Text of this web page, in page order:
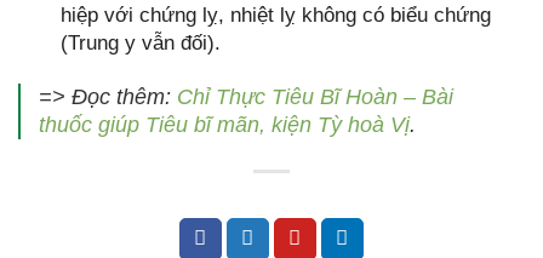
hiệp với chứng lỵ, nhiệt lỵ không có biểu chứng
(Trung y vẫn đối).
=> Đọc thêm: Chỉ Thực Tiêu Bĩ Hoàn – Bài
thuốc giúp Tiêu bĩ mãn, kiện Tỳ hoà Vị.